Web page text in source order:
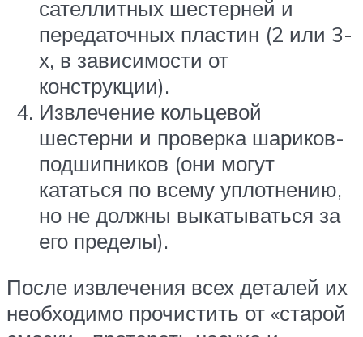
сателлитных шестерней и
передаточных пластин (2 или 3-
х, в зависимости от
конструкции).
Извлечение кольцевой
шестерни и проверка шариков-
подшипников (они могут
кататься по всему уплотнению,
но не должны выкатываться за
его пределы).
После извлечения всех деталей их
необходимо прочистить от «старой